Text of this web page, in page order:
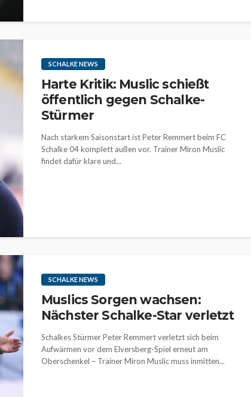
SCHALKE NEWS
Harte Kritik: Muslic schießt
öffentlich gegen Schalke-
Stürmer
Nach starkem Saisonstart ist Peter Remmert beim FC
Schalke 04 komplett außen vor. Trainer Miron Muslic
findet dafür klare und...
SCHALKE NEWS
Muslics Sorgen wachsen:
Nächster Schalke-Star verletzt
Schalkes Stürmer Peter Remmert verletzt sich beim
Aufwärmen vor dem Elversberg-Spiel erneut am
Oberschenkel – Trainer Miron Muslic muss inmitten...